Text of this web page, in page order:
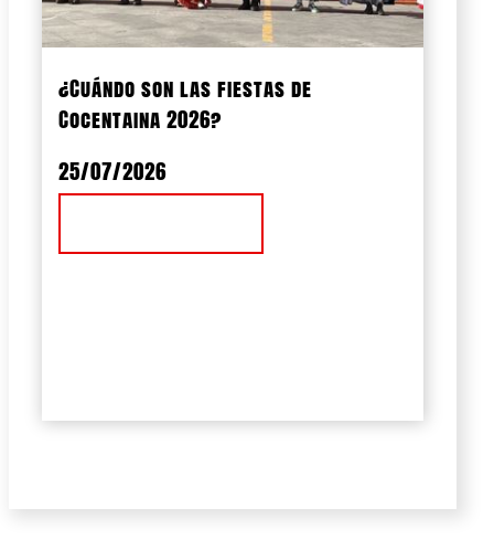
¿Cuándo son las fiestas de
Cocentaina 2026?
25/07/2026